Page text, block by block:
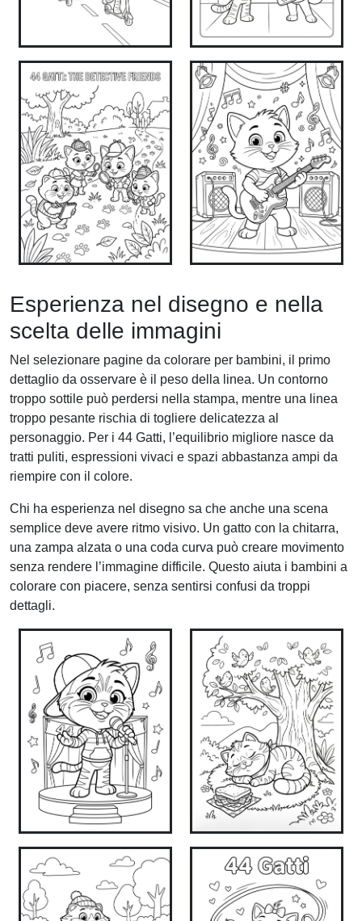
Esperienza nel disegno e nella
scelta delle immagini
Nel selezionare pagine da colorare per bambini, il primo
dettaglio da osservare è il peso della linea. Un contorno
troppo sottile può perdersi nella stampa, mentre una linea
troppo pesante rischia di togliere delicatezza al
personaggio. Per i 44 Gatti, l’equilibrio migliore nasce da
tratti puliti, espressioni vivaci e spazi abbastanza ampi da
riempire con il colore.
Chi ha esperienza nel disegno sa che anche una scena
semplice deve avere ritmo visivo. Un gatto con la chitarra,
una zampa alzata o una coda curva può creare movimento
senza rendere l’immagine difficile. Questo aiuta i bambini a
colorare con piacere, senza sentirsi confusi da troppi
dettagli.